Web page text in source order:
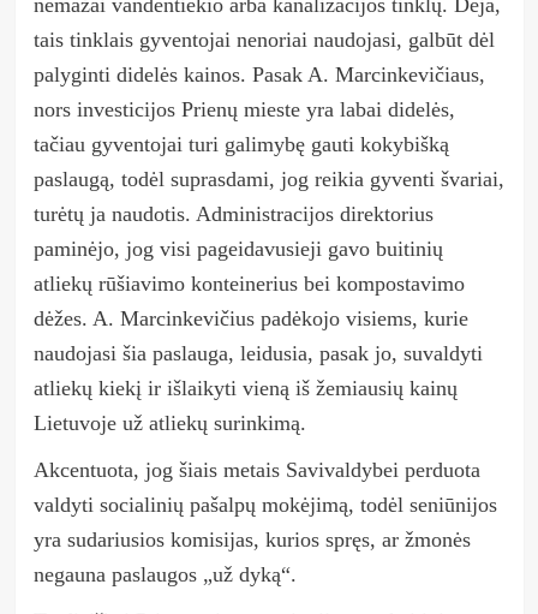
nemažai vandentiekio arba kanalizacijos tinklų. Deja,
tais tinklais gyventojai nenoriai naudojasi, galbūt dėl
palyginti didelės kainos. Pasak A. Marcinkevičiaus,
nors investicijos Prienų mieste yra labai didelės,
tačiau gyventojai turi galimybę gauti kokybišką
paslaugą, todėl suprasdami, jog reikia gyventi švariai,
turėtų ja naudotis. Administracijos direktorius
paminėjo, jog visi pageidavusieji gavo buitinių
atliekų rūšiavimo konteinerius bei kompostavimo
dėžes. A. Marcinkevičius padėkojo visiems, kurie
naudojasi šia paslauga, leidusia, pasak jo, suvaldyti
atliekų kiekį ir išlaikyti vieną iš žemiausių kainų
Lietuvoje už atliekų surinkimą.
Akcentuota, jog šiais metais Savivaldybei perduota
valdyti socialinių pašalpų mokėjimą, todėl seniūnijos
yra sudariusios komisijas, kurios spręs, ar žmonės
negauna paslaugos „už dyką“.